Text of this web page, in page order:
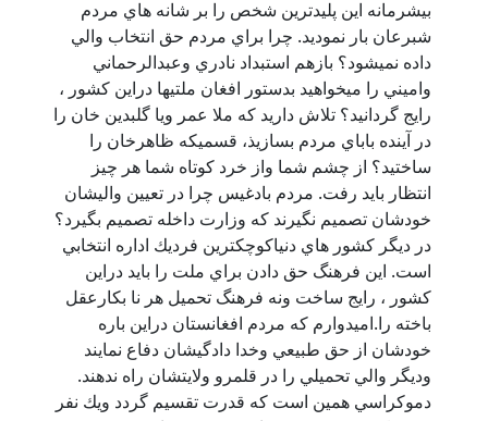
بيشرمانه اين پليدترين شخص را بر شانه هاي مردم
شبرعان بار نموديد. چرا براي مردم حق انتخاب والي
داده نميشود؟ بازهم استبداد نادري وعبدالرحماني
واميني را ميخواهيد بدستور افغان ملتيها دراين كشور ،
رايج گردانيد؟ تلاش داريد كه ملا عمر ويا گلبدين خان را
در آينده باباي مردم بسازيذ، قسميكه ظاهرخان را
ساختيد؟ از چشم شما واز خرد كوتاه شما هر چيز
انتظار بايد رفت. مردم بادغيس چرا در تعيين واليشان
خودشان تصميم نگيرند كه وزارت داخله تصميم بگيرد؟
در ديگر كشور هاي دنياكوچكترين فرديك اداره انتخابي
است. اين فرهنگ حق دادن براي ملت را بايد دراين
كشور ، رايج ساخت ونه فرهنگ تحميل هر نا بكارعقل
باخته را.اميدوارم كه مردم افغانستان دراين باره
خودشان از حق طبيعي وخدا دادگيشان دفاع نمايند
وديگر والي تحميلي را در قلمرو ولايتشان راه ندهند.
دموكراسي همين است كه قدرت تقسيم گردد ويك نفر